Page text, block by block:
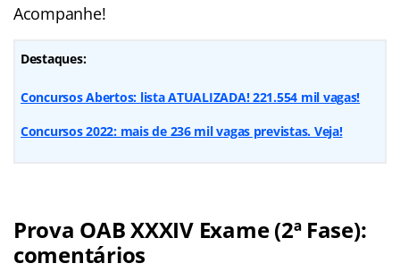
Acompanhe!
Destaques:
Concursos Abertos: lista ATUALIZADA! 221.554 mil vagas!
Concursos 2022: mais de 236 mil vagas previstas. Veja!
Prova OAB XXXIV Exame (2ª Fase):
comentários